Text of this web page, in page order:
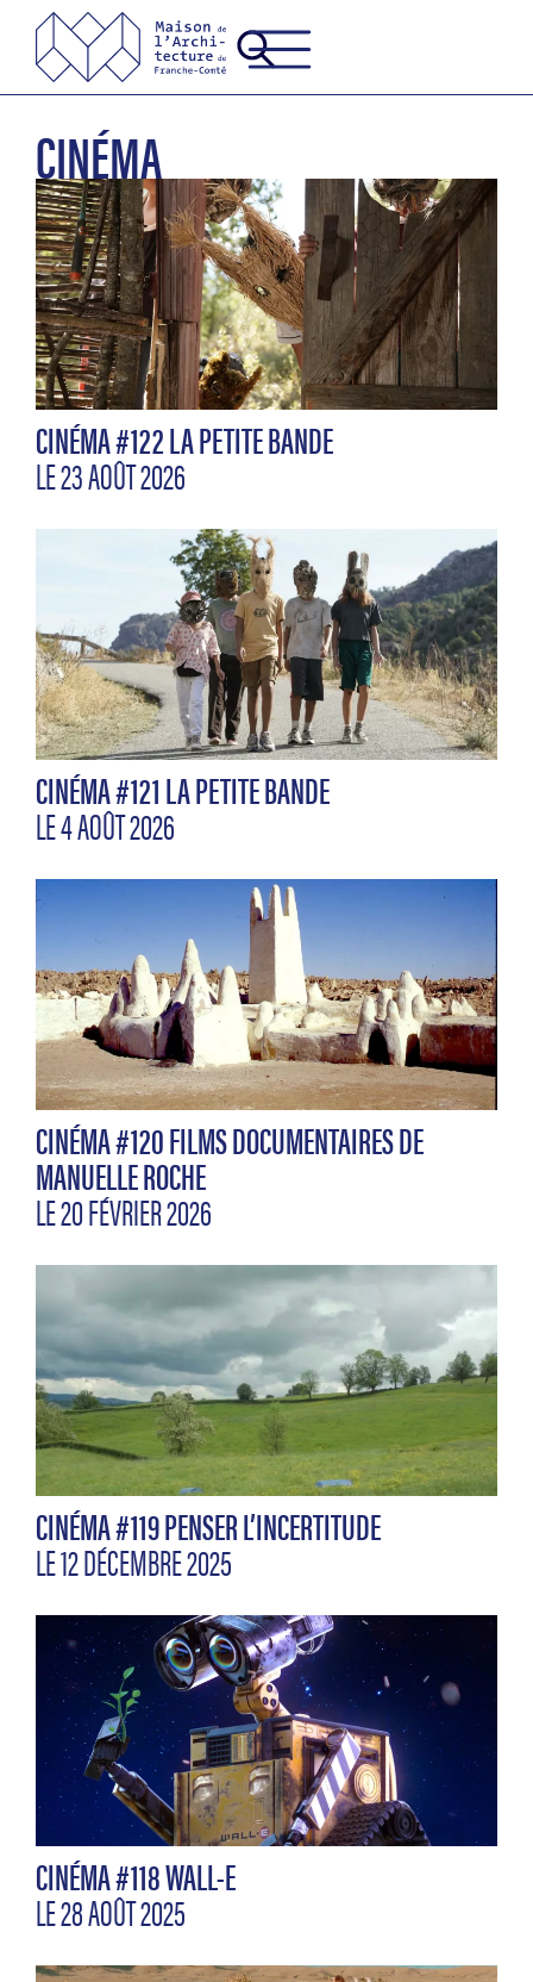
CINÉMA
CINÉMA #122 LA PETITE BANDE
LE 23 AOÛT 2026
CINÉMA #121 LA PETITE BANDE
LE 4 AOÛT 2026
CINÉMA #120 FILMS DOCUMENTAIRES DE
MANUELLE ROCHE
LE 20 FÉVRIER 2026
CINÉMA #119 PENSER L’INCERTITUDE
LE 12 DÉCEMBRE 2025
CINÉMA #118 WALL-E
LE 28 AOÛT 2025